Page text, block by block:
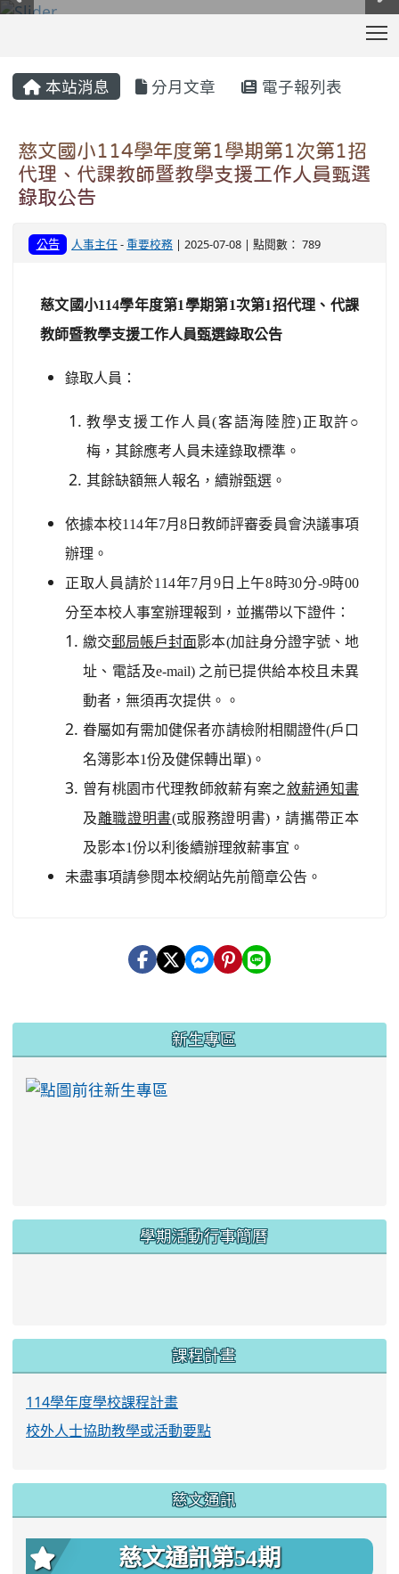
本站消息 分月文章 電子報列表
慈文國小114學年度第1學期第1次第1招
代理、代課教師暨教學支援工作人員甄選
錄取公告
公告 人事主任-重要校務 | 2025-07-08 | 點閱數： 789
慈文國小114學年度第1學期第1次第1招代理、代課
教師暨教學支援工作人員甄選錄取公告
錄取人員：
教學支援工作人員(客語海陸腔)正取許○
梅，其餘應考人員未達錄取標準。
其餘缺額無人報名，續辦甄選。
依據本校114年7月8日教師評審委員會決議事項
辦理。
正取人員請於114年7月9日上午8時30分-9時00
分至本校人事室辦理報到，並攜帶以下證件：
繳交郵局帳戶封面影本(加註身分證字號、地
址、電話及e-mail) 之前已提供給本校且未異
動者，無須再次提供。。
眷屬如有需加健保者亦請檢附相關證件(戶口
名簿影本1份及健保轉出單)。
曾有桃園市代理教師敘薪有案之敘薪通知書
及離職證明書(或服務證明書)，請攜帶正本
及影本1份以利後續辦理敘薪事宜。
未盡事項請參閱本校網站先前簡章公告。
新生專區
學期活動行事簡曆
課程計畫
114學年度學校課程計畫
校外人士協助教學或活動要點
慈文通訊
慈文通訊第54期